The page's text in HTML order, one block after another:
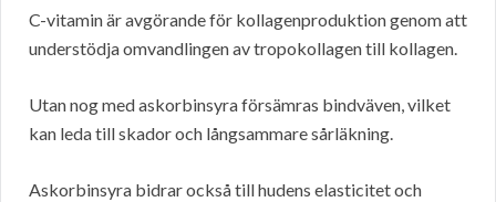
C-vitamin är avgörande för kollagenproduktion genom att
understödja omvandlingen av tropokollagen till kollagen.
Utan nog med askorbinsyra försämras bindväven, vilket
kan leda till skador och långsammare sårläkning.
Askorbinsyra bidrar också till hudens elasticitet och